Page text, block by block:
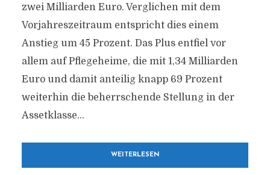
zwei Milliarden Euro. Verglichen mit dem
Vorjahreszeitraum entspricht dies einem
Anstieg um 45 Prozent. Das Plus entfiel vor
allem auf Pflegeheime, die mit 1,34 Milliarden
Euro und damit anteilig knapp 69 Prozent
weiterhin die beherrschende Stellung in der
Assetklasse...
WEITERLESEN